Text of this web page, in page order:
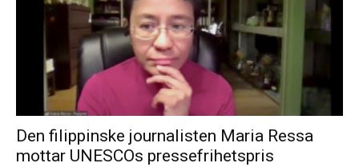
Den filippinske journalisten Maria Ressa
mottar UNESCOs pressefrihetspris